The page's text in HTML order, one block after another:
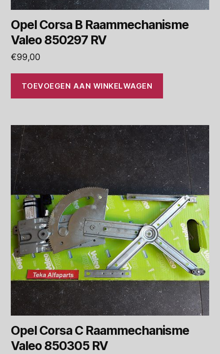
Opel Corsa B Raammechanisme
Valeo 850297 RV
€99,00
TOEVOEGEN AAN WINKELWAGEN
Opel Corsa C Raammechanisme
Valeo 850305 RV